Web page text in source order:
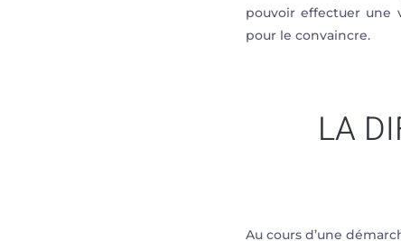
pouvoir effectuer une
pour le convaincre.
LA
Au cours d’une